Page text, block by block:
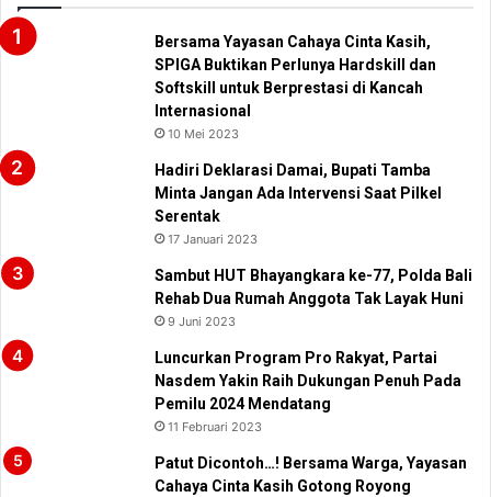
Bersama Yayasan Cahaya Cinta Kasih,
SPIGA Buktikan Perlunya Hardskill dan
Softskill untuk Berprestasi di Kancah
Internasional
10 Mei 2023
Hadiri Deklarasi Damai, Bupati Tamba
Minta Jangan Ada Intervensi Saat Pilkel
Serentak
17 Januari 2023
Sambut HUT Bhayangkara ke-77, Polda Bali
Rehab Dua Rumah Anggota Tak Layak Huni
9 Juni 2023
Luncurkan Program Pro Rakyat, Partai
Nasdem Yakin Raih Dukungan Penuh Pada
Pemilu 2024 Mendatang
11 Februari 2023
Patut Dicontoh…! Bersama Warga, Yayasan
Cahaya Cinta Kasih Gotong Royong